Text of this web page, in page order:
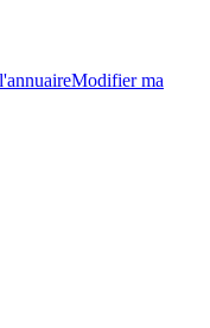
Modifier ma